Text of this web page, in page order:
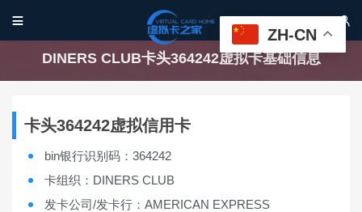
 
DINERS CLUB卡头364242虚拟卡基础信息
卡头364242虚拟信用卡
bin银行识别码：364242
卡组织：DINERS CLUB
发卡公司/发卡行：AMERICAN EXPRESS
ZH-CN